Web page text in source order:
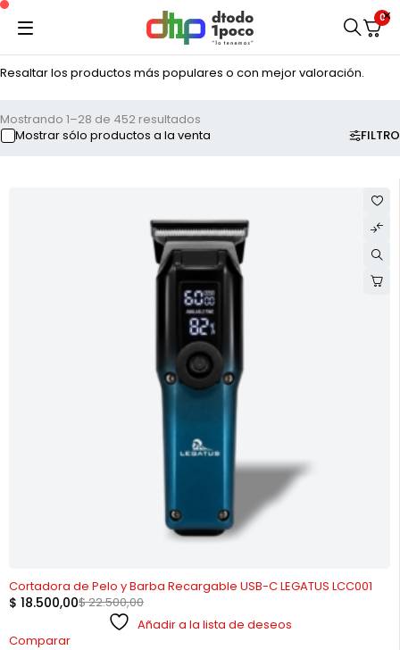
0
Resaltar los productos más populares o con mejor valoración.
FILTRO
Mostrando 1–28 de 452 resultados
Mostrar sólo productos a la venta
Cortadora de Pelo y Barba Recargable USB-C LEGATUS LCC001
$22.500,00
$ 18.500,00
Añadir a la lista de deseos
Comparar